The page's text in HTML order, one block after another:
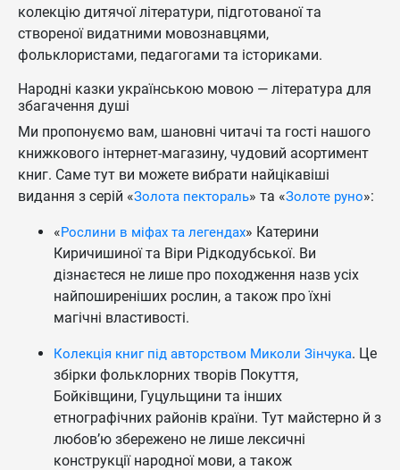
колекцію дитячої літератури, підготованої та
створеної видатними мовознавцями,
фольклористами, педагогами та істориками.
Народні казки українською мовою — література для
збагачення душі
Ми пропонуємо вам, шановні читачі та гості нашого
книжкового інтернет-магазину, чудовий асортимент
книг. Саме тут ви можете вибрати найцікавіші
видання з серій «Золота пектораль» та «Золоте руно»:
«Рослини в міфах та легендах» Катерини
Киричишиної та Віри Рідкодубської. Ви
дізнаєтеся не лише про походження назв усіх
найпоширеніших рослин, а також про їхні
магічні властивості.
Колекція книг під авторством Миколи Зінчука. Це
збірки фольклорних творів Покуття,
Бойківщини, Гуцульщини та інших
етнографічних районів країни. Тут майстерно й з
любов’ю збережено не лише лексичні
конструкції народної мови, а також